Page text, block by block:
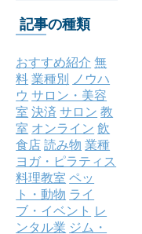
記事の種類
おすすめ紹介 無
料 業種別
ノウハ
ウ サロン・美容
室 決済 サロン 教
室 オンライン 飲
食店 読み物 業種
ヨガ・ピラティス
料理教室 ペッ
ト・動物 ライ
ブ・イベント レ
ンタル業 ジム・